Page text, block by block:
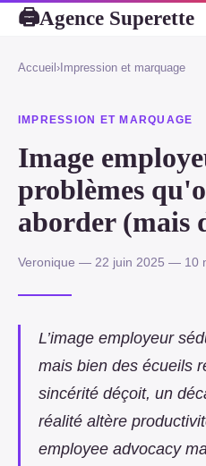
🖨Agence Superette
Accueil › Impression et marquage
IMPRESSION ET MARQUAGE
Image
problèmes
aborder (mais
Veronique — 22 juin 2025 — 10
L’image employeur
mais bien des écueils
sincérité déçoit, un
réalité altère
employee advocacy